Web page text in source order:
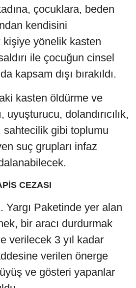
çocuklara, beden
kendisini
yönelik kasten
ile çocuğun cinsel
kapsam dışı bırakıldı.
kasten öldürme ve
uyuşturucu, dolandırıcılık,
sahtecilik gibi toplumu
suç grupları infaz
CEZASI
Yargı Paketinde yer alan
bir aracı durdurmak
verilecek 3 yıl kadar
verilen önerge
ve gösteri yapanlar